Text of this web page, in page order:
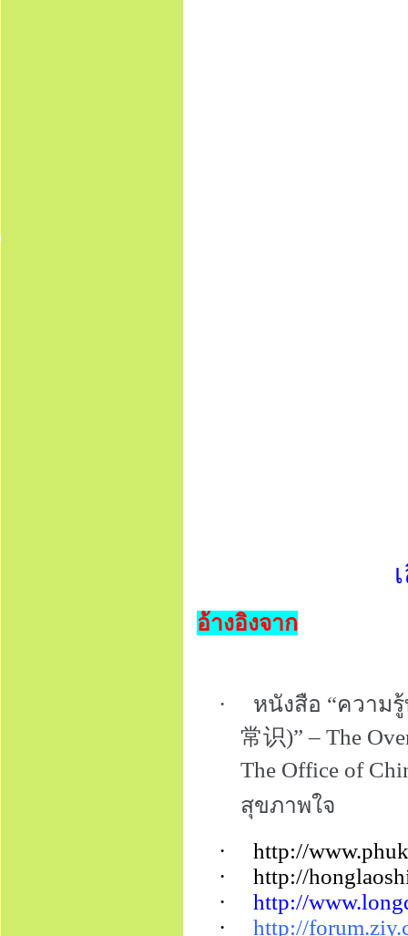
อ้างอิงจาก
· หนังสือ “ความ
常识)” – The
The Office of
สุขภาพใจ
·
http://
·
http://
·
http://
·
http://